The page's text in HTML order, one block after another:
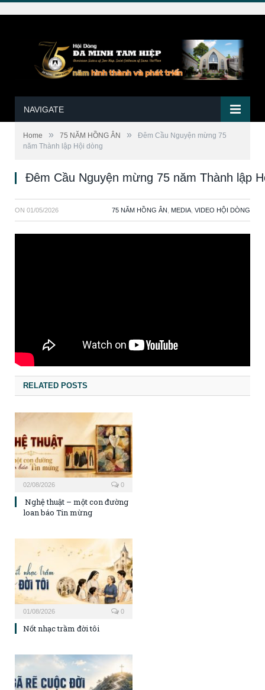
NAVIGATE
Home » 75 NĂM HỒNG ÂN »
Đêm Cầu Nguyện mừng 75
năm Thành lập Hội dòng
Đêm Cầu Nguyện mừng 75 năm Thành lập
ON 01/05/2026 75 NĂM HỒNG ÂN MEDIA VIDEO HỘI DÒNG
RELATED POSTS
02/08/2026 0
Nghệ thuật – một con đường
loan báo Tin mừng
01/08/2026 0
Nốt nhạc trầm đời tôi